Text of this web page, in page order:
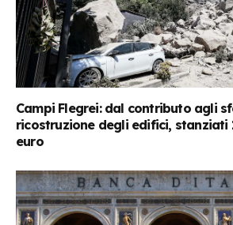
Campi Flegrei: dal contributo agli
ricostruzione degli edifici, stanziati
euro